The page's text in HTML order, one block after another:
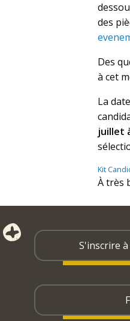
des
Des
à cet
La
juillet
Kit
À très
S'inscrire